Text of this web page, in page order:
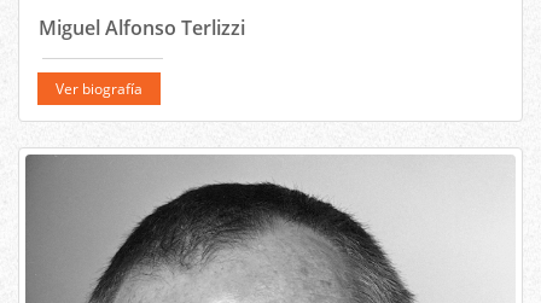
Miguel Alfonso Terlizzi
Ver biografía